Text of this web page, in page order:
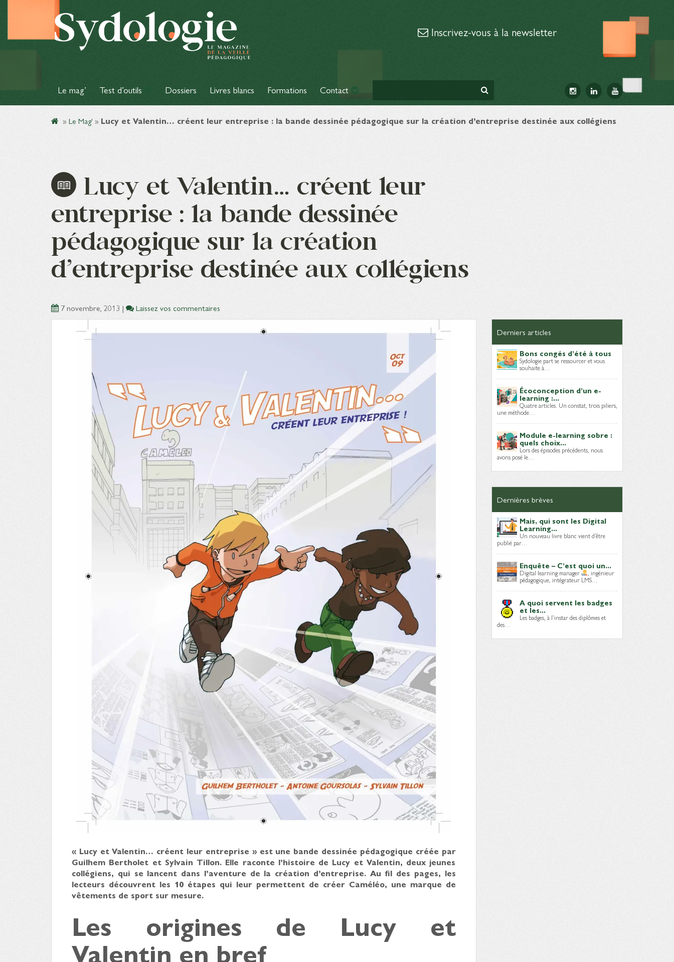
Inscrivez-vous à la newsletter
Le mag’ Test d’outils Dossiers Livres blancs Formations Contact
» Le Mag' » Lucy et Valentin… créent leur entreprise : la bande dessinée pédagogique sur la création d’entreprise destinée aux collégiens
Lucy et Valentin… créent leur
entreprise : la bande dessinée
pédagogique sur la création
d’entreprise destinée aux collégiens
7 novembre, 2013 | Laissez vos commentaires
« Lucy et Valentin… créent leur entreprise » est une bande dessinée pédagogique créée par
Guilhem Bertholet et Sylvain Tillon. Elle raconte l’histoire de Lucy et Valentin, deux jeunes
collégiens, qui se lancent dans l’aventure de la création d’entreprise. Au fil des pages, les
lecteurs découvrent les 10 étapes qui leur permettent de créer Caméléo, une marque de
vêtements de sport sur mesure.
Les origines de Lucy et
Valentin en bref
Derniers articles
Bons congés d’été à tous
Sydologie part se ressourcer et vous
souhaite à…
Écoconception d’un e-
learning :...
Quatre articles. Un constat, trois piliers,
une méthode…
Module e-learning sobre :
quels choix...
Lors des épisodes précédents, nous
avons posé le…
Dernières brèves
Mais, qui sont les Digital
Learning...
Un nouveau livre blanc vient d’être
publié par…
Enquête – C’est quoi un...
Digital learning manager , ingénieur
pédagogique, intégrateur LMS…
A quoi servent les badges
et les...
Les badges, à l’instar des diplômes et
des…